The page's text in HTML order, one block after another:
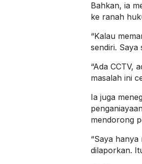
Bahkan, ia
ke ranah
“Kalau
sendiri. Saya
“Ada CCTV,
masalah ini
Ia juga
mendorong
“Saya
dilaporkan.